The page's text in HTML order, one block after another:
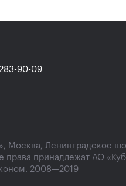
90-09
Москва, Ленинградское
права принадлежат АО
2008—2019